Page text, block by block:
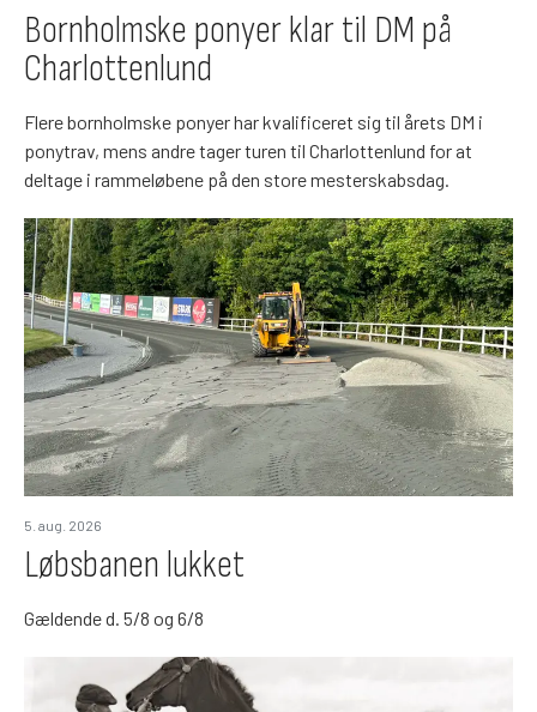
Bornholmske ponyer klar til DM på
Charlottenlund
Flere bornholmske ponyer har kvalificeret sig til årets DM i
ponytrav, mens andre tager turen til Charlottenlund for at
deltage i rammeløbene på den store mesterskabsdag.
5. aug. 2026
Løbsbanen lukket
Gældende d. 5/8 og 6/8